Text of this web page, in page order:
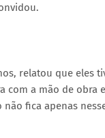
relatou que
com a mão de obra
fica apenas